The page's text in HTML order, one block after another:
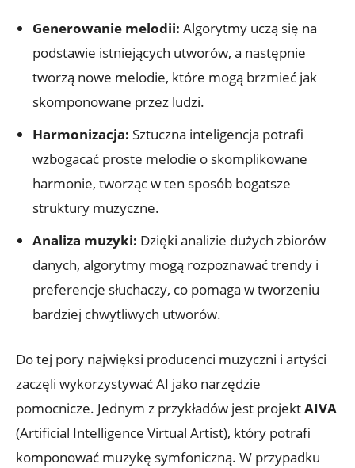
Generowanie melodii: Algorytmy uczą się na
podstawie istniejących utworów, a następnie
tworzą nowe melodie, które mogą brzmieć jak
skomponowane przez ludzi.
Harmonizacja: Sztuczna inteligencja potrafi
wzbogacać proste melodie o skomplikowane
harmonie, tworząc w ten sposób bogatsze
struktury muzyczne.
Analiza muzyki: Dzięki analizie dużych zbiorów
danych, algorytmy mogą rozpoznawać trendy i
preferencje słuchaczy, co pomaga w tworzeniu
bardziej chwytliwych utworów.
Do tej pory najwięksi producenci muzyczni i artyści
zaczęli wykorzystywać AI jako narzędzie
pomocnicze. Jednym z przykładów jest projektAIVA
(Artificial Intelligence Virtual Artist), który potrafi
komponować muzykę symfoniczną. W przypadku